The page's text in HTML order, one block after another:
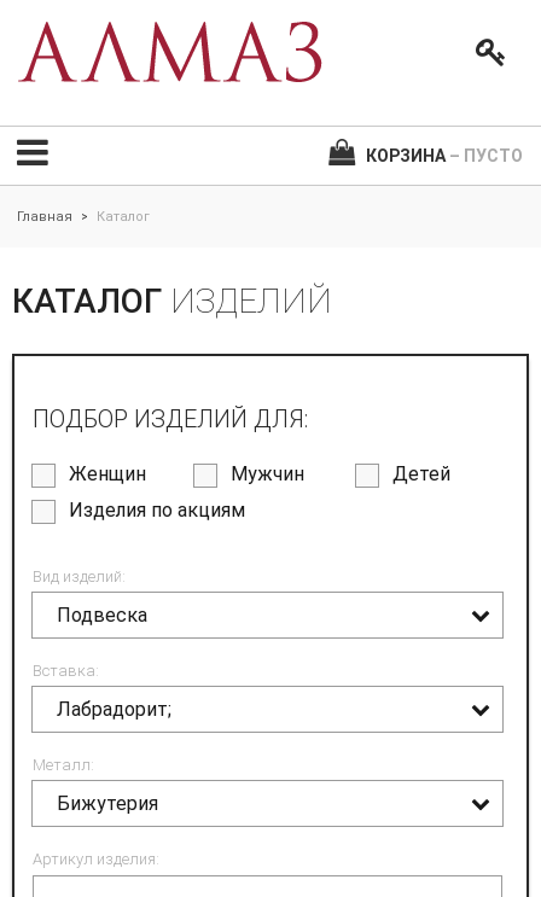
КОРЗИНА – ПУСТО
Главная > Каталог
КАТАЛОГ ИЗДЕЛИЙ
ПОДБОР ИЗДЕЛИЙ ДЛЯ:
Женщин Мужчин
Детей
Изделия по акциям
Вид изделий:
Подвеска
Вставка:
Лабрадорит;
Металл:
Бижутерия
Артикул изделия: